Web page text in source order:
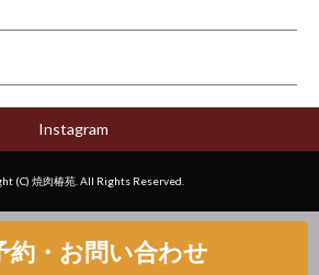
Instagram
(C) 焼肉椿苑. All Rights Reserved.
約・お問い合わせ